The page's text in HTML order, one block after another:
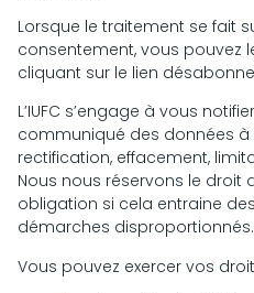
Lorsque le traitement se fait
consentement, vous pouvez
cliquant sur le lien
L’IUFC s’engage à vous
communiqué des données
rectification, effacement,
Nous nous réservons le droit
obligation si cela entraine
démarches disproportionnés.
Vous pouvez exercer vos